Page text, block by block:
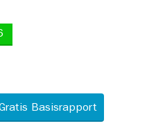
Basisrapport